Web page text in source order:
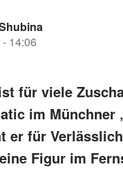
- 14:06
für viele
im Münchner
er für
Figur im